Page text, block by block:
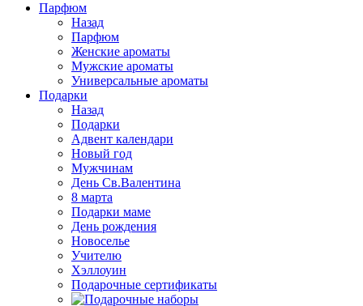
Парфюм
Назад
Парфюм
Женские ароматы
Мужские ароматы
Универсальные ароматы
Подарки
Назад
Подарки
Адвент календари
Новый год
Мужчинам
День Св.Валентина
8 марта
Подарки маме
День рождения
Новоселье
Учителю
Хэллоуин
Подарочные сертификаты